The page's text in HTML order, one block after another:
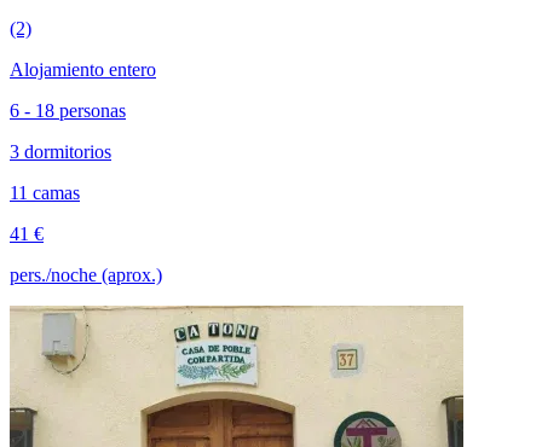
(2)
Alojamiento entero
6 - 18 personas
3 dormitorios
11 camas
41 €
pers./noche (aprox.)